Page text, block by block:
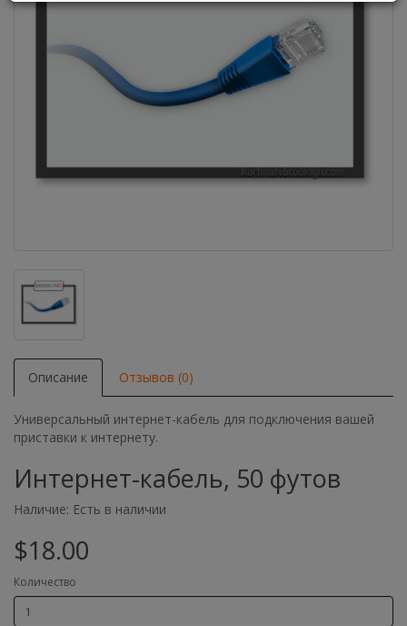
Описание Отзывов (0)
Универсальный интернет-кабель для подключения вашей
приставки к интернету.
Интернет-кабель, 50 футов
Наличие: Есть в наличии
$18.00
Количество